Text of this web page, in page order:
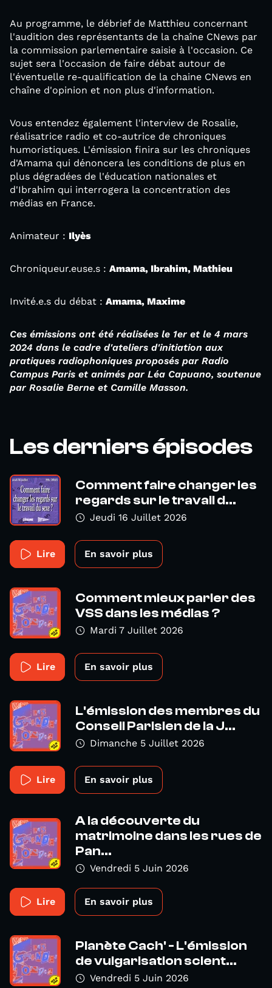
Au programme, le débrief de Matthieu concernant
l'audition des représentants de la chaîne CNews par
la commission parlementaire saisie à l'occasion. Ce
sujet sera l'occasion de faire débat autour de
l'éventuelle re-qualification de la chaine CNews en
chaîne d'opinion et non plus d'information.
Vous entendez également l'interview de Rosalie,
réalisatrice radio et co-autrice de chroniques
humoristiques. L'émission finira sur les chroniques
d'Amama qui dénoncera les conditions de plus en
plus dégradées de l'éducation nationales et
d'Ibrahim qui interrogera la concentration des
médias en France.
Animateur : Ilyès
Chroniqueur.euse.s : Amama, Ibrahim, Mathieu
Invité.e.s du débat : Amama, Maxime
Ces émissions ont été réalisées le 1er et le 4 mars
2024 dans le cadre d'ateliers d'initiation aux
pratiques radiophoniques proposés par Radio
Campus Paris et animés par Léa Capuano, soutenue
par Rosalie Berne et Camille Masson.
Les derniers épisodes
Comment faire changer les
regards sur le travail d...
Jeudi 16 Juillet 2026
Lire En savoir plus
Comment mieux parler des
VSS dans les médias ?
Mardi 7 Juillet 2026
Lire En savoir plus
L'émission des membres du
Conseil Parisien de la J...
Dimanche 5 Juillet 2026
Lire En savoir plus
A la découverte du
matrimoine dans les rues de
Pan...
Vendredi 5 Juin 2026
Lire En savoir plus
Planète Cach' - L'émission
de vulgarisation scient...
Vendredi 5 Juin 2026